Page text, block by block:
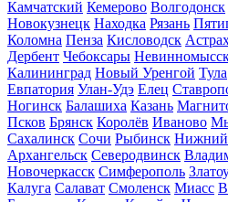
Камчатский Кемерово Волгодонск
Новокузнецк Находка Рязань
Коломна Пенза Кисловодск
Дербент Чебоксары
Калининград Новый Уренгой Тула
Евпатория Улан-Удэ Елец
Ногинск Балашиха Казань
Псков Брянск Королёв Иваново
Сахалинск Сочи Рыбинск Нижний
Архангельск Северодвинск
Новочеркасск Симферополь
Калуга Салават Смоленск Миасс